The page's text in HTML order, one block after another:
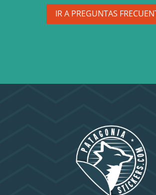
IR A PREGUNTAS